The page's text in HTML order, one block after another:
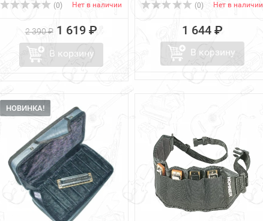
(0) Нет в наличии
2 390 ₽ 1 619 ₽
В корзину
(0) Нет в наличии
1 644 ₽
В корзину
НОВИНКА!